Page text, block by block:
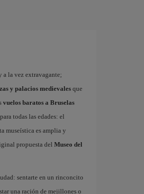
la vez extravagante;
y palacios medievalesque
vuelos baratos a Bruselas
todas las edades: el
museística es amplia y
propuesta del Museo del
sentarte en un rinconcito
una ración de mejillones o